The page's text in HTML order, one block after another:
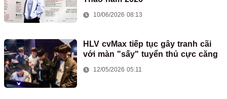
10/06/2026 08:13
HLV cvMax tiếp tục gây tranh cãi
với màn "sấy" tuyển thủ cực căng
12/05/2026 05:11